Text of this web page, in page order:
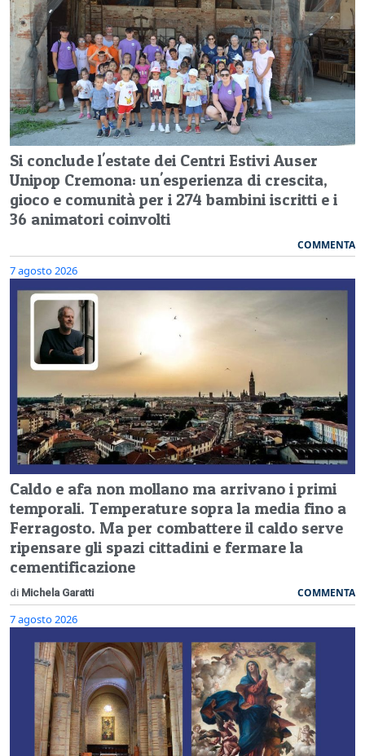
Si conclude l'estate dei Centri Estivi Auser
Unipop Cremona: un'esperienza di crescita,
gioco e comunità per i 274 bambini iscritti e i
36 animatori coinvolti
COMMENTA
7 agosto 2026
Caldo e afa non mollano ma arrivano i primi
temporali. Temperature sopra la media fino a
Ferragosto. Ma per combattere il caldo serve
ripensare gli spazi cittadini e fermare la
cementificazione
di Michela Garatti COMMENTA
7 agosto 2026